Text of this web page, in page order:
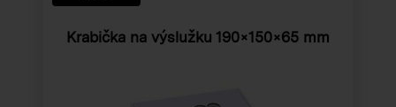
Krabička na výslužku 190×150×65 mm